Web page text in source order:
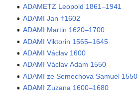
ADAMETZ Leopold 1861–1941
ADAMI Jan †1602
ADAMI Martin 1620–1700
ADAMI Viktorin 1565–1645
ADAMI Václav 1600
ADAMI Václav Adam 1550
ADAMI ze Semechova Samuel 1550
ADAMI Zuzana 1600–1680